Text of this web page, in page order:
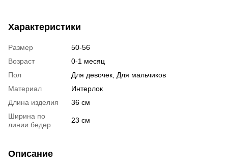
Характеристики
Размер
50-56
Возраст
0-1 месяц
Пол
Для девочек, Для мальчиков
Материал
Интерлок
Длина изделия
36 см
Ширина по
линии бедер
23 см
Описание